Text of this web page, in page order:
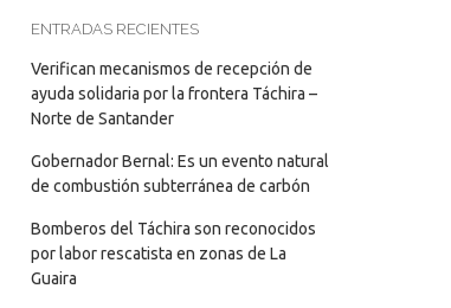
ENTRADAS RECIENTES
Verifican mecanismos de recepción de
ayuda solidaria por la frontera Táchira –
Norte de Santander
Gobernador Bernal: Es un evento natural
de combustión subterránea de carbón
Bomberos del Táchira son reconocidos
por labor rescatista en zonas de La
Guaira